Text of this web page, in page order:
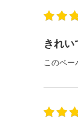
きれい
このペー